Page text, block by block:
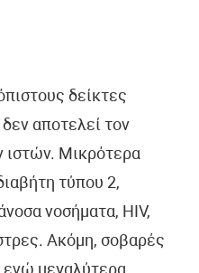
δείκτες
αποτελεί τον
ιστών. Μικρότερα
τύπου 2,
νοσήματα, HIV,
Ακόμη, σοβαρές